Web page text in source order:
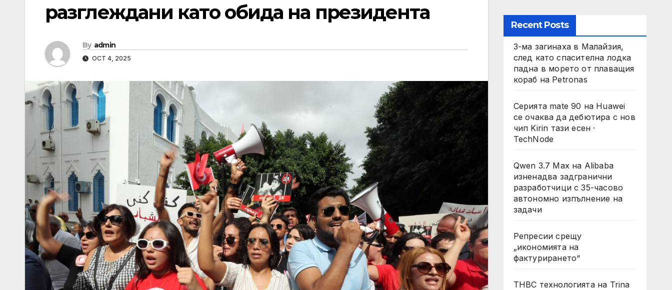
разглеждани като обида на президента
By admin
OCT 4, 2025
Recent Posts
3-ма загинаха в Малайзия,
след като спасителна лодка
падна в морето от плаващия
кораб на Petronas
Серията mate 90 на Huawei
се очаква да дебютира с нов
чип Kirin тази есен ·
TechNode
Qwen 3.7 Max на Alibaba
изненадва задгранични
разработчици с 35-часово
автономно изпълнение на
задачи
Репресии срещу
„икономията на
фактурирането“
THBC технологията на Trina